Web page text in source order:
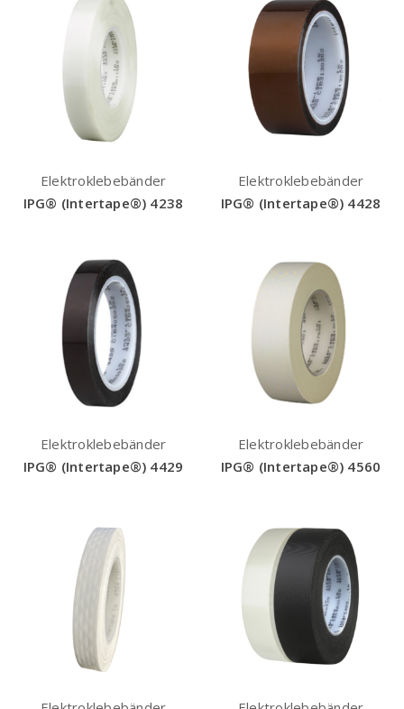
Elektroklebebänder
IPG® (Intertape®) 4238
Elektroklebebänder
IPG® (Intertape®) 4428
Elektroklebebänder
IPG® (Intertape®) 4429
Elektroklebebänder
IPG® (Intertape®) 4560